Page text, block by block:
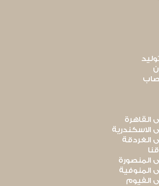
الفيوم